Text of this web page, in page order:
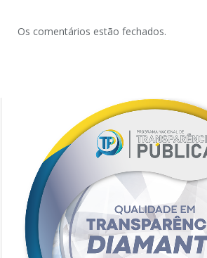
Os comentários estão fechados.